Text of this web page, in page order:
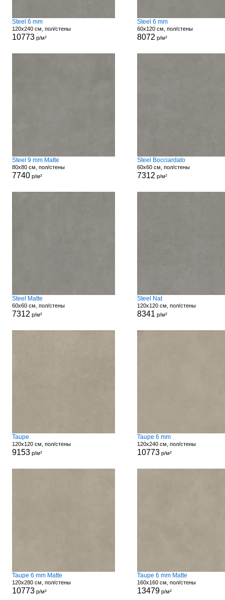
Steel 6 mm
120x240 см, пол/стены
10773р/м²
Steel 6 mm
60x120 см, пол/стены
8072 р/м²
Steel 9 mm Matte
80x80 см, пол/стены
7740р/м²
Steel Bocciardato
60x60 см, пол/стены
7312 р/м²
Steel Matte
60x60 см, пол/стены
7312 р/м²
Steel Nat
120x120 см, пол/стены
8341 р/м²
Taupe
120x120 см, пол/стены
9153р/м²
Taupe 6 mm
120x240 см, пол/стены
10773р/м²
Taupe 6 mm Matte
120x280 см, пол/стены
10773р/м²
Taupe 6 mm Matte
160x160 см, пол/стены
13479р/м²